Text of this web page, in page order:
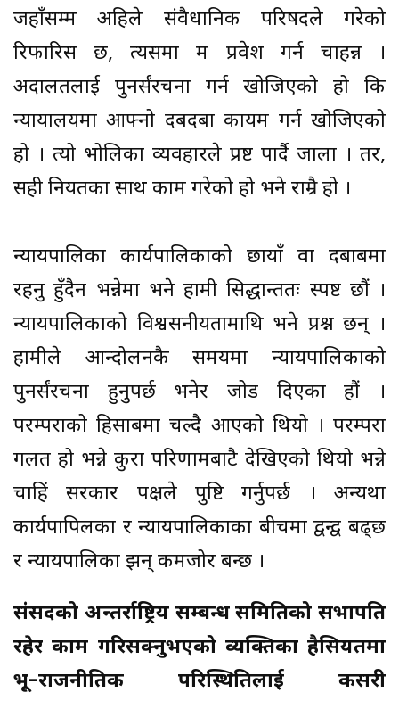
जहाँसम्म अहिले संवैधानिक परिषदले गरेको
रिफारिस छ, त्यसमा म प्रवेश गर्न चाहन्न ।
अदालतलाई पुनर्संरचना गर्न खोजिएको हो कि
न्यायालयमा आफ्नो दबदबा कायम गर्न खोजिएको
हो । त्यो भोलिका व्यवहारले प्रष्ट पार्दै जाला । तर,
सही नियतका साथ काम गरेको हो भने राम्रै हो ।
न्यायपालिका कार्यपालिकाको छायाँ वा दबाबमा
रहनु हुँदैन भन्नेमा भने हामी सिद्धान्ततः स्पष्ट छौं ।
न्यायपालिकाको विश्वसनीयतामाथि भने प्रश्न छन् ।
हामीले आन्दोलनकै समयमा न्यायपालिकाको
पुनर्संरचना हुनुपर्छ भनेर जोड दिएका हौं ।
परम्पराको हिसाबमा चल्दै आएको थियो । परम्परा
गलत हो भन्ने कुरा परिणामबाटै देखिएको थियो भन्ने
चाहिं सरकार पक्षले पुष्टि गर्नुपर्छ । अन्यथा
कार्यपापिलका र न्यायपालिकाका बीचमा द्वन्द्व बढ्छ
र न्यायपालिका झन् कमजोर बन्छ ।
संसदको अन्तर्राष्ट्रिय सम्बन्ध समितिको सभापति
रहेर काम गरिसक्नुभएको व्यक्तिका हैसियतमा
भू–राजनीतिक परिस्थितिलाई कसरी